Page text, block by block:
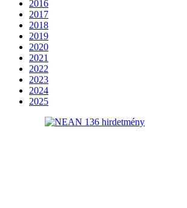
2016
2017
2018
2019
2020
2021
2022
2023
2024
2025